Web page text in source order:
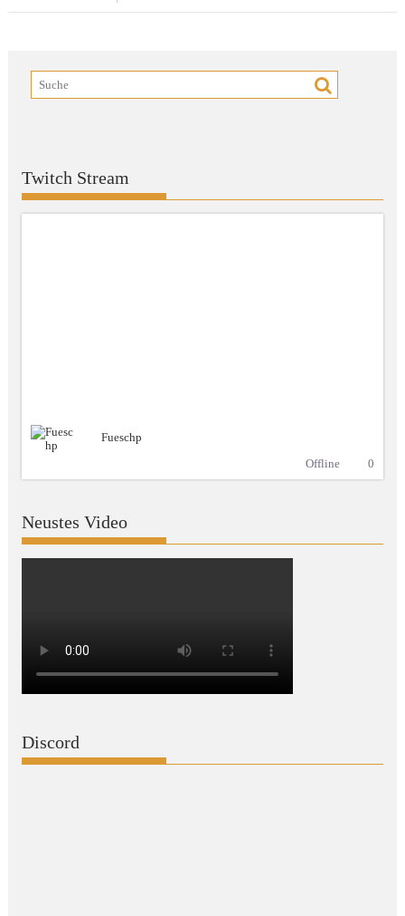
Twitch Stream
Fueschp
Offline
0
Neustes Video
Discord